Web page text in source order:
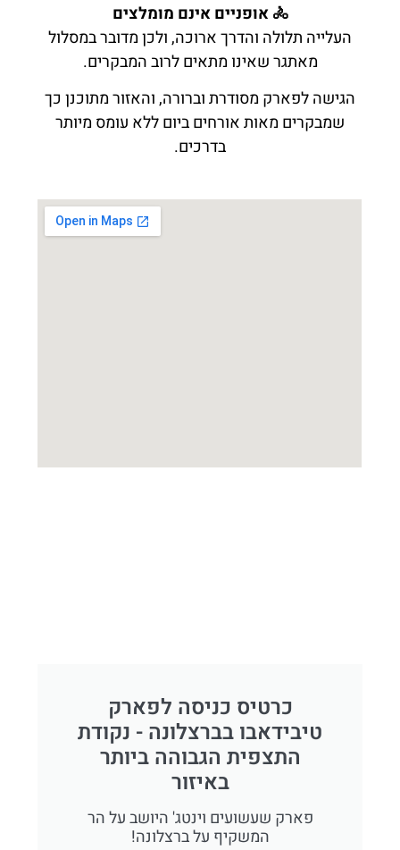
🚴 אופניים אינם מומלצים
העלייה תלולה והדרך ארוכה, ולכן מדובר במסלול
מאתגר שאינו מתאים לרוב המבקרים.
הגישה לפארק מסודרת וברורה, והאזור מתוכנן כך
שמבקרים מאות אורחים ביום ללא עומס מיותר
בדרכים.
כרטיס כניסה לפארק
טיבידאבו בברצלונה - נקודת
התצפית הגבוהה ביותר
באיזור
פארק שעשועים וינטג' היושב על הר
המשקיף על ברצלונה!